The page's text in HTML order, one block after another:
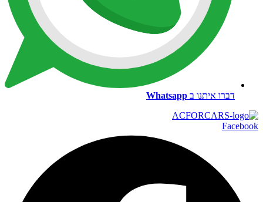
דברו איתנו ב Whatsapp
Facebook